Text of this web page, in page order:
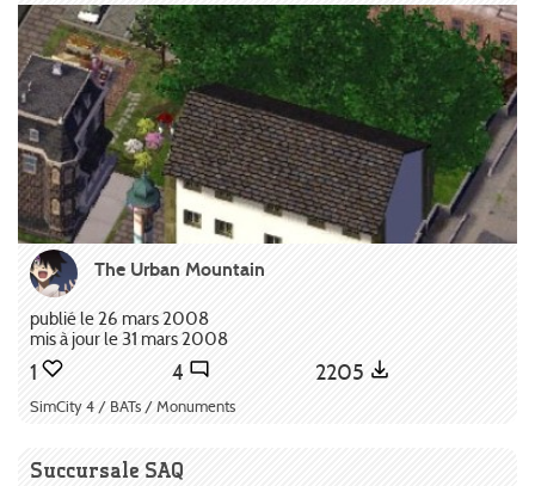
The Urban Mountain
publié le 26 mars 2008
mis à jour le 31 mars 2008
1 4 2205
SimCity 4 / BATs / Monuments
Succursale SAQ